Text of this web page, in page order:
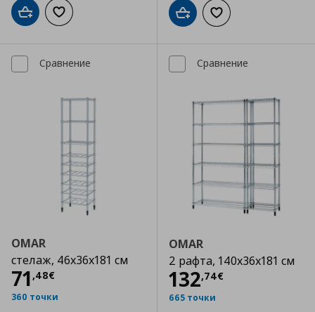
Добави в кошницата
Добави към списъка с любимиДобави в кошницата
Добави към
Сравнение
OMAR
стелаж, 46x36x181 см
71 ,48€
Цена
360 точки
Сравнение
OMAR
2 рафта, 140x36x181 см
132,74€
Цена
665 точки